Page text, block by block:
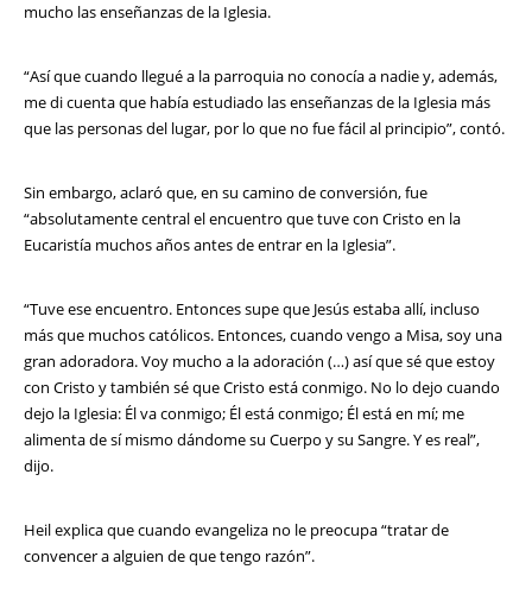
mucho las enseñanzas de la Iglesia.
“Así que cuando llegué a la parroquia no conocía a nadie y, además,
me di cuenta que había estudiado las enseñanzas de la Iglesia más
que las personas del lugar, por lo que no fue fácil al principio”, contó.
Sin embargo, aclaró que, en su camino de conversión, fue
“absolutamente central el encuentro que tuve con Cristo en la
Eucaristía muchos años antes de entrar en la Iglesia”.
“Tuve ese encuentro. Entonces supe que Jesús estaba allí, incluso
más que muchos católicos. Entonces, cuando vengo a Misa, soy una
gran adoradora. Voy mucho a la adoración (…) así que sé que estoy
con Cristo y también sé que Cristo está conmigo. No lo dejo cuando
dejo la Iglesia: Él va conmigo; Él está conmigo; Él está en mí; me
alimenta de sí mismo dándome su Cuerpo y su Sangre. Y es real”,
dijo.
Heil explica que cuando evangeliza no le preocupa “tratar de
convencer a alguien de que tengo razón”.